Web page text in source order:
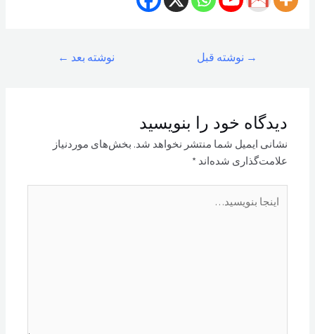
→ نوشته قبل نوشته بعد ←
دیدگاه‌ خود را بنویسید
نشانی ایمیل شما منتشر نخواهد شد. بخش‌های موردنیاز
علامت‌گذاری شده‌اند *
بنویسید…